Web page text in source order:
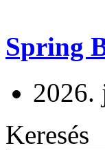
Spring
2026.
Keresés